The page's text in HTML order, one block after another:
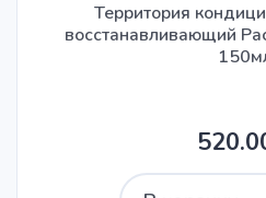
Территория
восстанавливающий